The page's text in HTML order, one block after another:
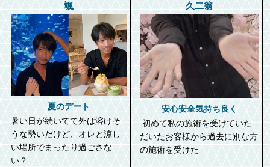
颯
夏のデート
暑い日が続いてて外は溶けそ
うな勢いだけど、オレと涼し
い場所でまったり過ごさな
い？
久二翁
安心安全気持ち良く
初めて私の施術を受けていた
だいたお客様から過去に別な方
の施術を受けた